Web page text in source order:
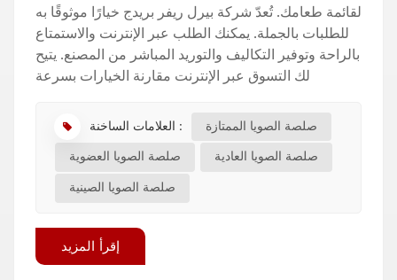
لقائمة طعامك. تُعدّ شركة بيرل ريفر بريدج خيارًا موثوقًا به
للطلبات بالجملة. يمكنك الطلب عبر الإنترنت والاستمتاع
بالراحة وتوفير التكاليف والتوريد المباشر من المصنع. يتيح
لك التسوق عبر الإنترنت مقارنة الخيارات بسرعة
العلامات الساخنة : صلصة الصويا الممتازة
صلصة الصويا العضوية صلصة الصويا العادية
صلصة الصويا الصينية
إقرأ المزيد